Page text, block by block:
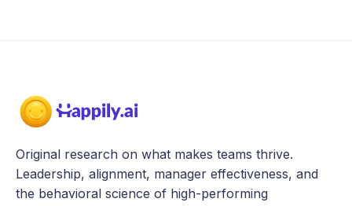
Original research on what makes teams thrive.
Leadership, alignment, manager effectiveness, and
the behavioral science of high-performing